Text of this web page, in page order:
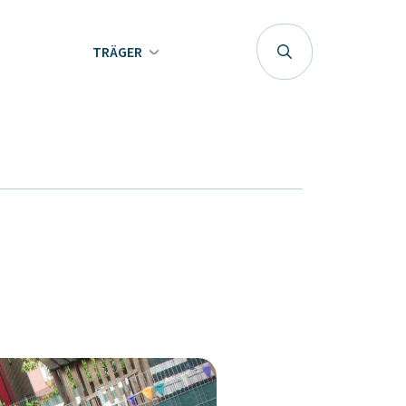
TRÄGER